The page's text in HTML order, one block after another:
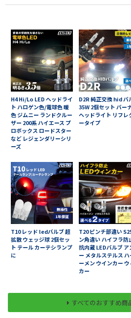
H4 Hi/Lo LED ヘッドライ
ト ハロゲン色/電球色 暖
色 ジムニー ランドクルー
ザー 200系 ハイエース プ
ロボックス ロードスター
など レジェンダリーシリ
ーズ
D2R 純正交換 hid バ
35W 2個セット バー
ヘッドライト リフレ
ータイプ
T10 レッド ledバルブ 超
拡散 ウェッジ球 2個セッ
ト テール カーテシランプ
に
T20 ピンチ部違い
ン角違い ハイフラ防
抗内蔵 LEDバルブ ア
ー メタルステルス
ーメン ウインカー ウ
カー
すべてのおすすめ商